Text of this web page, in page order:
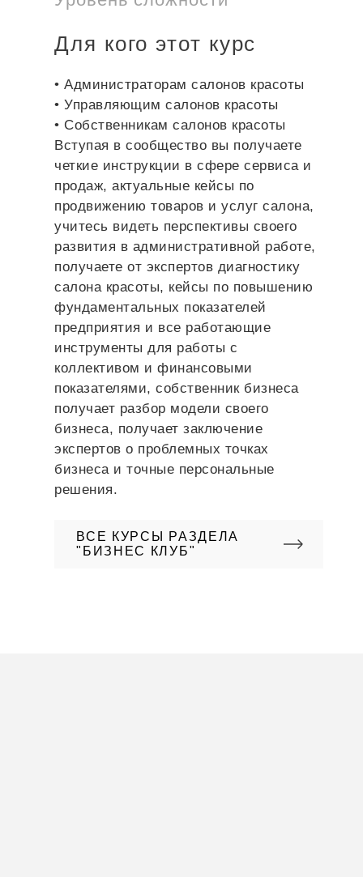
Для кого этот курс
• Администраторам салонов красоты
• Управляющим салонов красоты
• Собственникам салонов красоты
Вступая в сообщество вы получаете
четкие инструкции в сфере сервиса и
продаж, актуальные кейсы по
продвижению товаров и услуг салона,
учитесь видеть перспективы своего
развития в административной работе,
получаете от экспертов диагностику
салона красоты, кейсы по повышению
фундаментальных показателей
предприятия и все работающие
инструменты для работы с
коллективом и финансовыми
показателями, собственник бизнеса
получает разбор модели своего
бизнеса, получает заключение
экспертов о проблемных точках
бизнеса и точные персональные
решения.
ВСЕ КУРСЫ РАЗДЕЛА
"БИЗНЕС КЛУБ"